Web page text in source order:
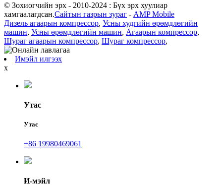
© Зохиогчийн эрх - 2010-2024 : Бүх эрх хуулиар
хамгаалагдсан.Сайтын газрын зураг - AMP Mobile
Дизель агаарын компрессор, Усны худгийн өрөмдлөгийн
машин, Усны өрөмдлөгийн машин, Агаарын компрессор,
Шураг агаарын компрессор, Шураг компрессор,
Имэйл илгээх
x
Утас
Утас
+86 19980469061
И-мэйл